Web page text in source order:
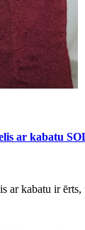
ar kabatu
ar kabatu ir